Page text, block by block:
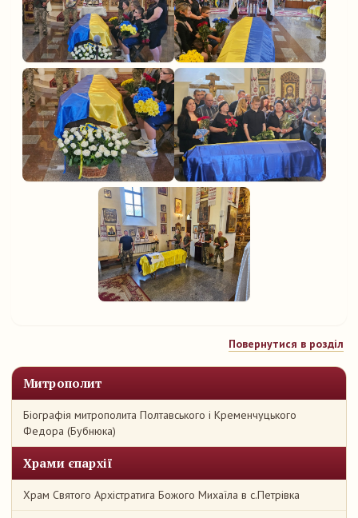
Митрополит
Біографія митрополита Полтавського і Кременчуцького
Федора (Бубнюка)
Храми єпархії
Храм Святого Архістратига Божого Михаїла в с.Петрівка
Повернутися в розділ